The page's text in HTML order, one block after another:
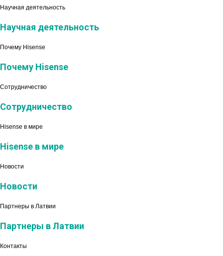
Научная деятельность
Научная деятельность
Почему Hisense
Почему Hisense
Сотрудничество
Сотрудничество
Hisense в мире
Hisense в мире
Новости
Новости
Партнеры в Латвии
Партнеры в Латвии
Контакты